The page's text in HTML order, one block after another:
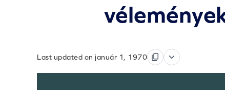
Last updated on január 1, 1970